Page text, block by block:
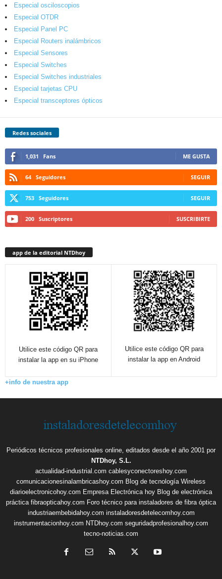
Especial osciloscopios
Especial OTDR
Especial Panel PC
Especial Routers inalámbricos
Especial Sensores
Especial Switches
Especial Switches industriales
Especial tarjetas CPU
Especial transceptores ópticos
Redes sociales
1,031 Fans ME GUSTA
64 Seguidores SEGUIR
753 Seguidores SEGUIR
200 Suscriptores SUSCRIBIRTE
app de la editorial NTDhoy
Utilice este código QR para
instalar la app en su iPhone
Utilice este código QR para
instalar la app en Android
+info de nuestra app
Periódicos técnicos profesionales online, editados desde el año 2001 por
NTDhoy, S.L.
actualidad-industrial.com cablesyconectoreshoy.com
comunicacionesinalambricashoy.com Blog de tecnología Wireless
diarioelectronicohoy.com Empresa Electrónica hoy Blog de electrónica
práctica fibraopticahoy.com Foro técnico para instaladores de fibra óptica
industriaembebidahoy.com instaladoresdetelecomhoy.com
instrumentacionhoy.com NTDhoy.com seguridadprofesionalhoy.com
tecno-noticias.com